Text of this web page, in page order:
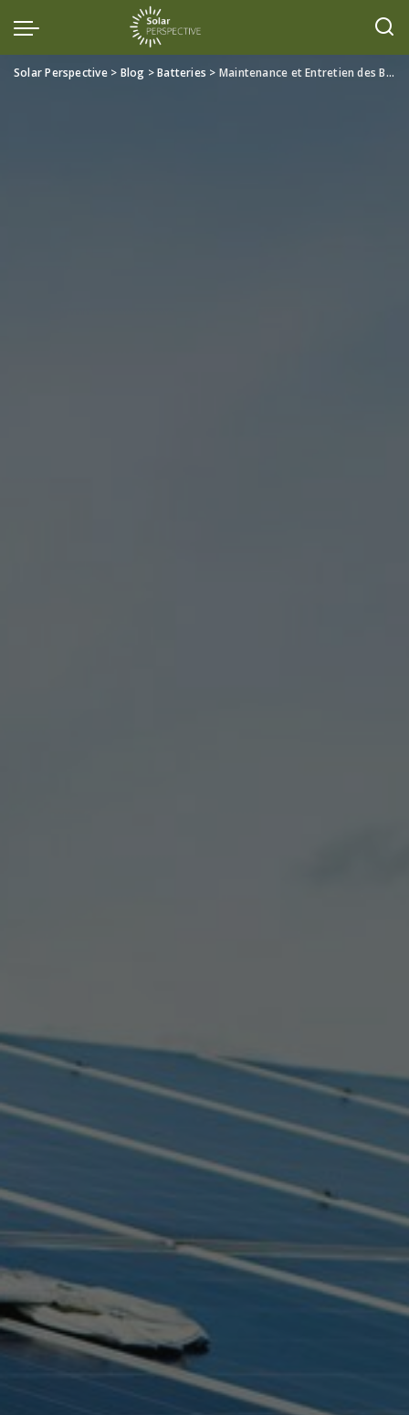
Solar Perspective> Blog >Batteries > Maintenance et Entretien des Batteries Solaires : Meilleures Pratiques